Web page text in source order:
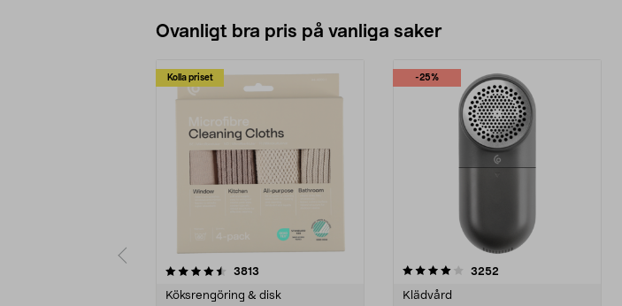
Ovanligt bra pris på vanliga saker
Kolla priset
3813
Köksrengöring & disk
-25%
4.0av 5 stjärnor 3252
Klädvård
4.5av 5 stjärnor